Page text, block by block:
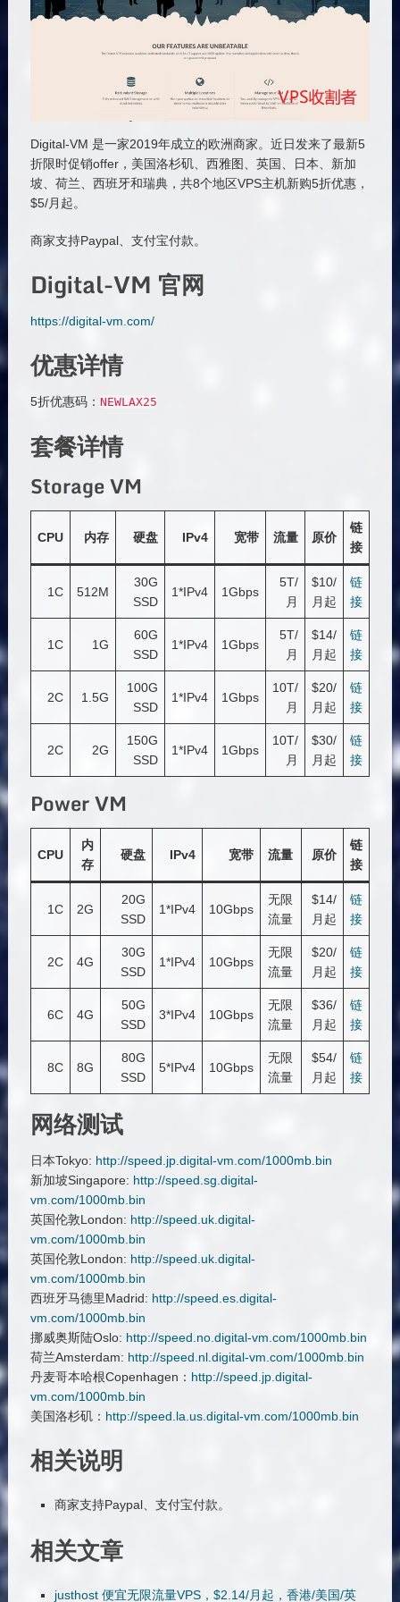
Digital-VM 是一家2019年成立的欧洲商家。近日发来了最新5
折限时促销offer，美国洛杉矶、西雅图、英国、日本、新加
坡、荷兰、西班牙和瑞典，共8个地区VPS主机新购5折优惠，
$5/月起。
商家支持Paypal、支付宝付款。
Digital-VM 官网
https://digital-vm.com/
优惠详情
5折优惠码： NEWLAX25
套餐详情
Storage VM
CPU 内存 硬盘 IPv4 宽带 流量 原价
链
接
1C 512M
30G
SSD
1*IPv4 1Gbps
5T/
月
$10/
月起
链
接
1C 1G
60G
SSD
1*IPv4 1Gbps
5T/
月
$14/
月起
链
接
2C 1.5G
100G
SSD
1*IPv4 1Gbps
10T/
月
$20/
月起
链
接
2C 2G
150G
SSD
1*IPv4 1Gbps
10T/
月
$30/
月起
链
接
Power VM
CPU
内
存
硬盘 IPv4 宽带 流量 原价
链
接
1C 2G
20G
SSD
1*IPv4 10Gbps
无限
流量
$14/
月起
链
接
2C 4G
30G
SSD
1*IPv4 10Gbps
无限
流量
$20/
月起
链
接
6C 4G
50G
SSD
3*IPv4 10Gbps
无限
流量
$36/
月起
链
接
8C 8G
80G
SSD
5*IPv4 10Gbps
无限
流量
$54/
月起
链
接
网络测试
日本Tokyo: http://speed.jp.digital-vm.com/1000mb.bin
新加坡Singapore: http://speed.sg.digital-
vm.com/1000mb.bin
英国伦敦London: http://speed.uk.digital-
vm.com/1000mb.bin
英国伦敦London: http://speed.uk.digital-
vm.com/1000mb.bin
西班牙马德里Madrid: http://speed.es.digital-
vm.com/1000mb.bin
挪威奥斯陆Oslo: http://speed.no.digital-vm.com/1000mb.bin
荷兰Amsterdam: http://speed.nl.digital-vm.com/1000mb.bin
丹麦哥本哈根Copenhagen： http://speed.jp.digital-
vm.com/1000mb.bin
美国洛杉矶： http://speed.la.us.digital-vm.com/1000mb.bin
相关说明
商家支持Paypal、支付宝付款。
相关文章
justhost 便宜无限流量VPS，$2.14/月起，香港/美国/英